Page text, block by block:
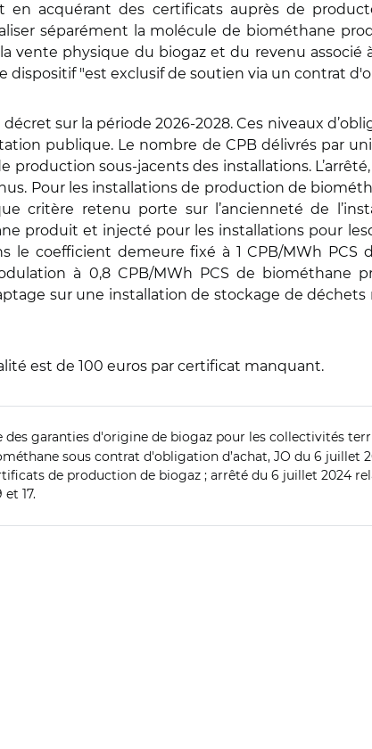
acquérant des certificats auprès de
séparément la molécule de biométhane
vente physique du biogaz et du revenu associé
dispositif "est exclusif de soutien via un contrat
sur la période 2026-2028. Ces niveaux
publique. Le nombre de CPB délivrés par
sous-jacents des installations.
Pour les installations de production de
critère retenu porte sur l’ancienneté de
produit et injecté pour les installations pour
le coefficient demeure fixé à 1 CPB/MWh
à 0,8 CPB/MWh PCS de biométhane
sur une installation de stockage de déchets
est de 100 euros par certificat manquant.
des garanties d'origine de biogaz pour les collectivités
sous contrat d'obligation d’achat, JO du 6 juillet
de production de biogaz ; arrêté du 6 juillet 2024
17.